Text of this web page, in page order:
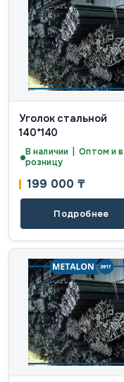
Уголок стальной
140*140
В наличии | Оптом и в
розницу
199 000 ₸
Подробнее